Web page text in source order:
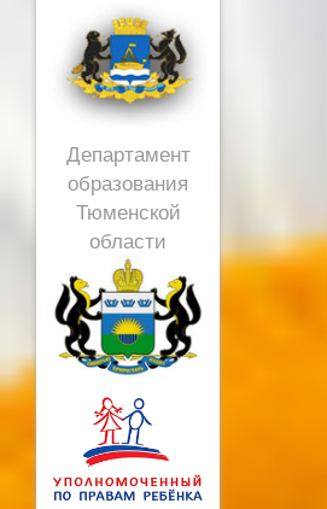
Департамент
образования
Тюменской
области